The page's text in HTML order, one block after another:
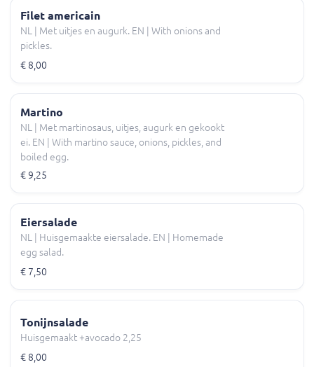
Filet americain
NL | Met uitjes en augurk. EN | With onions and
pickles.
€ 8,00
Martino
NL | Met martinosaus, uitjes, augurk en gekookt
ei. EN | With martino sauce, onions, pickles, and
boiled egg.
€ 9,25
Eiersalade
NL | Huisgemaakte eiersalade. EN | Homemade
egg salad.
€ 7,50
Tonijnsalade
Huisgemaakt +avocado 2,25
€ 8,00